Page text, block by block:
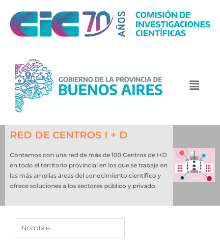
RED DE CENTROS I + D
Contamos con una red de más de 100 Centros de I+D
en todo el territorio provincial en los que se trabaja en
las más amplias áreas del conocimiento científico y
ofrece soluciones a los sectores público y privado.